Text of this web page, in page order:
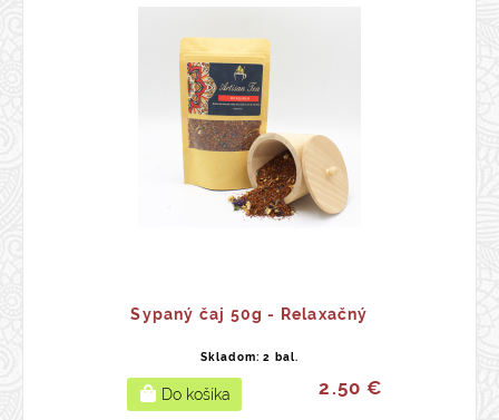
Sypaný čaj 50g - Relaxačný
Skladom: 2 bal.
2.50 €